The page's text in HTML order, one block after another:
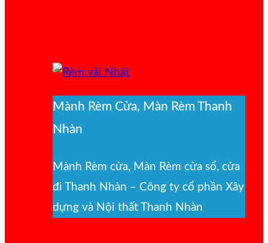
Mành Rèm Cửa, Màn Rèm Thanh
Nhàn
Mành Rèm cửa, Màn Rèm cửa sổ, cửa
đi Thanh Nhàn – Công ty cổ phần Xây
dựng và Nội thất Thanh Nhàn